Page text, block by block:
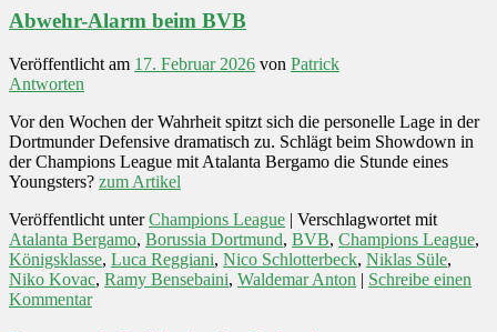
Abwehr-Alarm beim BVB
Veröffentlicht am 17. Februar 2026 von Patrick
Antworten
Vor den Wochen der Wahrheit spitzt sich die personelle Lage in der
Dortmunder Defensive dramatisch zu. Schlägt beim Showdown in
der Champions League mit Atalanta Bergamo die Stunde eines
Youngsters? zum Artikel
Veröffentlicht unter Champions League | Verschlagwortet mit
Atalanta Bergamo, Borussia Dortmund, BVB, Champions League,
Königsklasse, Luca Reggiani, Nico Schlotterbeck, Niklas Süle,
Niko Kovac, Ramy Bensebaini, Waldemar Anton | Schreibe einen
Kommentar